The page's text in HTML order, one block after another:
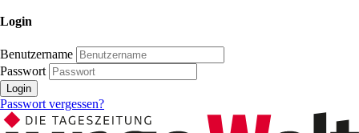
Login
Benutzername
Passwort
Login
Passwort vergessen?